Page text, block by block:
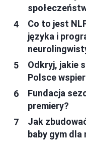
Co to jest
języka i
Odkryj, jakie
Polsce
Fundacja
premiery?
Jak
baby gym dla